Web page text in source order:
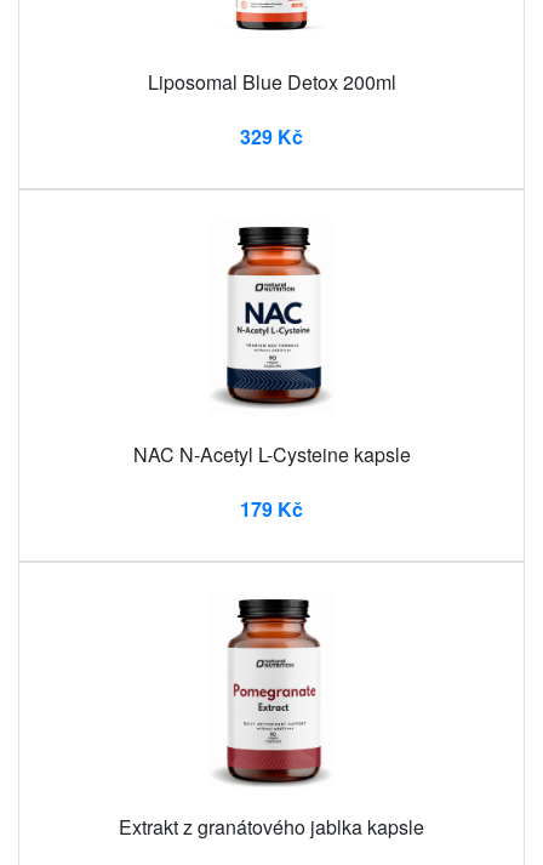
Liposomal Blue Detox 200ml
329 Kč
NAC N-Acetyl L-Cysteine ​​kapsle
179 Kč
Extrakt z granátového jablka kapsle